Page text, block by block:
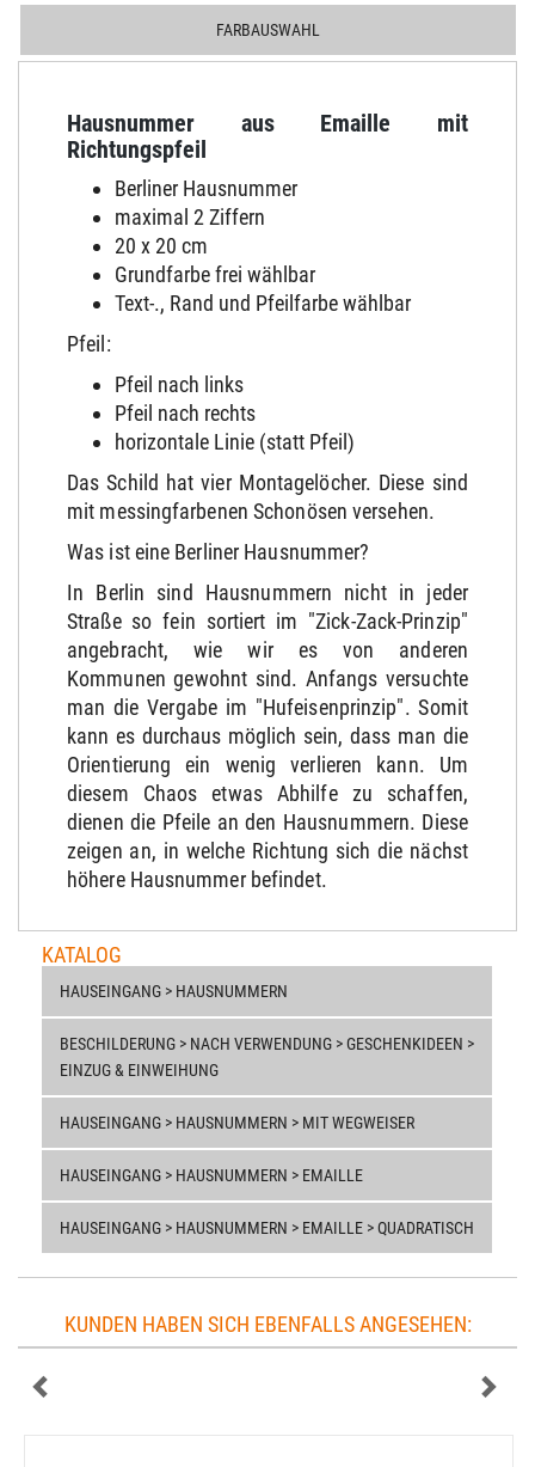
FARBAUSWAHL
Hausnummer aus Emaille mit
Richtungspfeil
Berliner Hausnummer
maximal 2 Ziffern
20 x 20 cm
Grundfarbe frei wählbar
Text-., Rand und Pfeilfarbe wählbar
Pfeil:
Pfeil nach links
Pfeil nach rechts
horizontale Linie (statt Pfeil)
Das Schild hat vier Montagelöcher. Diese sind
mit messingfarbenen Schonösen versehen.
Was ist eine Berliner Hausnummer?
In Berlin sind Hausnummern nicht in jeder
Straße so fein sortiert im "Zick-Zack-Prinzip"
angebracht, wie wir es von anderen
Kommunen gewohnt sind. Anfangs versuchte
man die Vergabe im "Hufeisenprinzip". Somit
kann es durchaus möglich sein, dass man die
Orientierung ein wenig verlieren kann. Um
diesem Chaos etwas Abhilfe zu schaffen,
dienen die Pfeile an den Hausnummern. Diese
zeigen an, in welche Richtung sich die nächst
höhere Hausnummer befindet.
KATALOG
HAUSEINGANG > HAUSNUMMERN
BESCHILDERUNG > NACH VERWENDUNG > GESCHENKIDEEN >
EINZUG & EINWEIHUNG
HAUSEINGANG > HAUSNUMMERN > MIT WEGWEISER
HAUSEINGANG > HAUSNUMMERN > EMAILLE
HAUSEINGANG > HAUSNUMMERN > EMAILLE > QUADRATISCH
KUNDEN HABEN SICH EBENFALLS ANGESEHEN: